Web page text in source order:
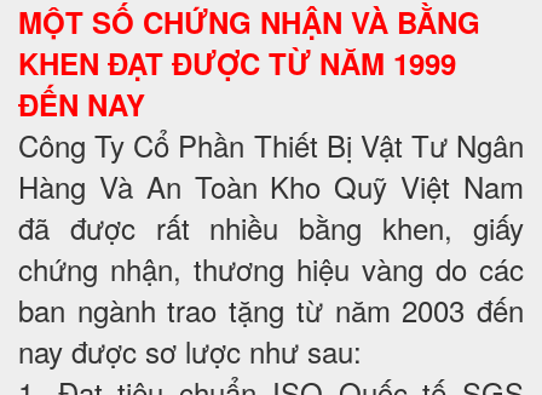
MỘT SỐ CHỨNG NHẬN VÀ BẰNG
KHEN ĐẠT ĐƯỢC TỪ NĂM 1999
ĐẾN NAY
Công Ty Cổ Phần Thiết Bị Vật Tư Ngân
Hàng Và An Toàn Kho Quỹ Việt Nam
đã được rất nhiều bằng khen, giấy
chứng nhận, thương hiệu vàng do các
ban ngành trao tặng từ năm 2003 đến
nay được sơ lược như sau: